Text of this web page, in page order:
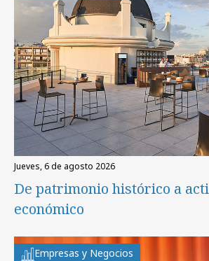
jueves, 6 de agosto 2026
De patrimonio histórico a
económico
Empresas y Negocios